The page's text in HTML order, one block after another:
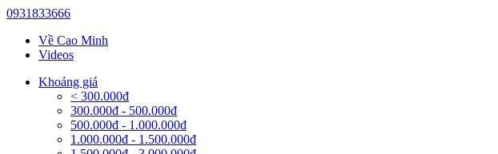
0931833666
Về Cao Minh
Videos
Khoảng giá
< 300.000đ
300.000đ - 500.000đ
500.000đ - 1.000.000đ
1.000.000đ - 1.500.000đ